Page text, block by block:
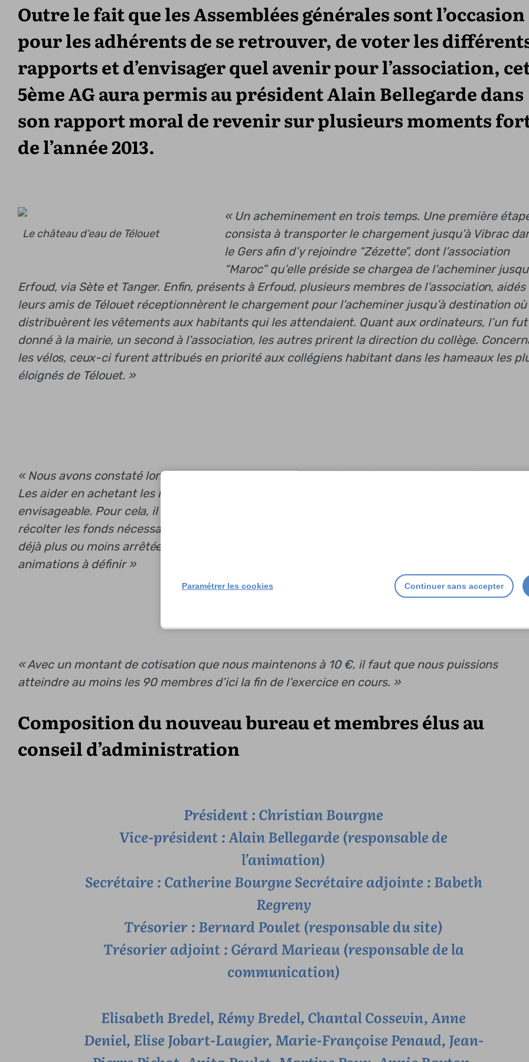
Outre le fait que les Assemblées générales sont l’occasion
pour les adhérents de se retrouver, de voter les
rapports et d’envisager quel avenir pour l’association,
5ème AG aura permis au président Alain Bellegarde dans
son rapport moral de revenir sur plusieurs moments
de l’année 2013.
Le château d’eau de Télouet
« Un acheminement en trois temps. Une première
consista à transporter le chargement jusqu’à Vibrac
le Gers afin d’y rejoindre “Zézette”, dont l’association
“Maroc” qu’elle préside se chargea de l’acheminer
Erfoud, via Sète et Tanger. Enfin, présents à Erfoud, plusieurs membres de l’association, aidés
leurs amis de Télouet réceptionnèrent le chargement pour l’acheminer jusqu’à destination
distribuèrent les vêtements aux habitants qui les attendaient. Quant aux ordinateurs, l’un fut
donné à la mairie, un second à l’association, les autres prirent la direction du collège.
les vélos, ceux-ci furent attribués en priorité aux collégiens habitant dans les hameaux les
éloignés de Télouet. »
« Nous avons constaté lors de notre dernier séjour marocain qu’ils ont besoin de salles de
Les aider en achetant les matériaux et le matériel scolaire sur place pourrait être une solution
envisageable. Pour cela, il va nous falloir organiser à travers l’île de Ré des manifestations afin
récolter les fonds nécessaires à la réalisation de ce projet. Ainsi, en juillet, la journée méchoui
déjà plus ou moins arrêtée, et nous pensons également organiser une soirée loto, voire d’autres
animations à définir »
« Avec un montant de cotisation que nous maintenons à 10 €, il faut que nous puissions
atteindre au moins les 90 membres d’ici la fin de l’exercice en cours. »
Composition du nouveau bureau et membres élus au
conseil d’administration
Président : Christian Bourgne
Vice-président : Alain Bellegarde (responsable de
l’animation)
Secrétaire : Catherine Bourgne Secrétaire adjointe : Babeth
Regreny
Trésorier : Bernard Poulet (responsable du site)
Trésorier adjoint : Gérard Marieau (responsable de la
communication)
Elisabeth Bredel, Rémy Bredel, Chantal Cossevin, Anne
Deniel, Elise Jobart-Laugier, Marie-Françoise Penaud, Jean-
Continuer sans accepter
Paramétrer les cookies